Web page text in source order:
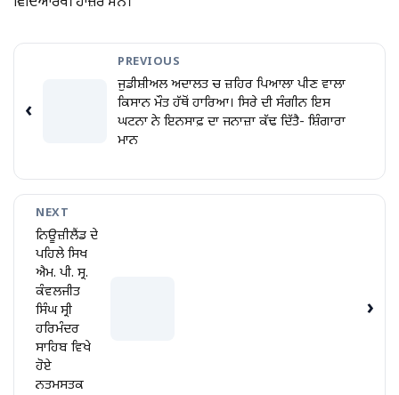
‹
PREVIOUS
ਜੁਡੀਸ਼ੀਅਲ ਅਦਾਲਤ ਚ ਜ਼ਹਿਰ ਪਿਆਲਾ ਪੀਣ ਵਾਲਾ
ਕਿਸਾਨ ਮੌਤ ਹੱਥੋਂ ਹਾਰਿਆ। ਸਿਰੇ ਦੀ ਸੰਗੀਨ ਇਸ
ਘਟਨਾ ਨੇ ਇਨਸਾਫ਼ ਦਾ ਜਨਾਜ਼ਾ ਕੱਢ ਦਿੱਤੈ- ਸ਼ਿੰਗਾਰਾ
ਮਾਨ
NEXT
ਨਿਊਜ਼ੀਲੈਂਡ ਦੇ
ਪਹਿਲੇ ਸਿਖ
ਐਮ. ਪੀ. ਸ੍ਰ.
ਕੰਵਲਜੀਤ
ਸਿੰਘ ਸ੍ਰੀ
ਹਰਿਮੰਦਰ
ਸਾਹਿਬ ਵਿਖੇ
ਹੋਏ
ਨਤਮਸਤਕ
›